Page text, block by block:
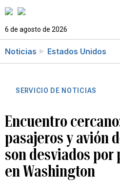
6 de agosto de 2026
Noticias Estados Unidos
SERVICIO DE NOTICIAS
Encuentro
pasajeros y avión
son desviados
en Washington